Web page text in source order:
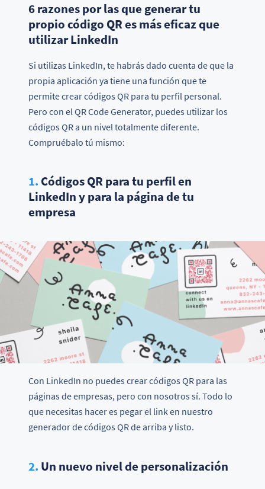
6 razones por las que generar tu
propio código QR es más eficaz que
utilizar LinkedIn
Si utilizas LinkedIn, te habrás dado cuenta de que la
propia aplicación ya tiene una función que te
permite crear códigos QR para tu perfil personal.
Pero con el QR Code Generator, puedes utilizar los
códigos QR a un nivel totalmente diferente.
Compruébalo tú mismo:
1. Códigos QR para tu perfil en
LinkedIn y para la página de tu
empresa
Con LinkedIn no puedes crear códigos QR para las
páginas de empresas, pero con nosotros sí. Todo lo
que necesitas hacer es pegar el link en nuestro
generador de códigos QR de arriba y listo.
2. Un nuevo nivel de personalización